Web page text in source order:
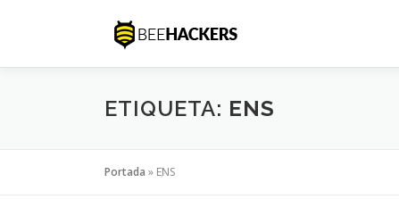
ETIQUETA: ENS
Portada » ENS